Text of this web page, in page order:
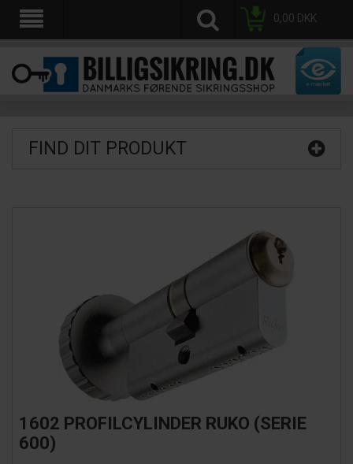
0,00 DKK
FIND DIT PRODUKT
1602 PROFILCYLINDER RUKO (SERIE
600)